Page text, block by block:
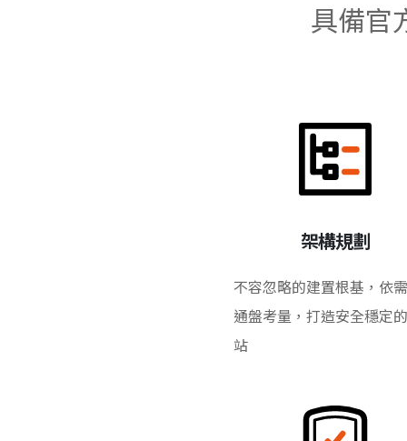
具備官
架構規劃
不容忽略的建置根基，依
通盤考量，打造安全穩定
站